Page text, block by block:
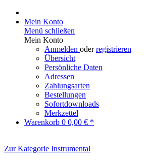
Mein Konto
Menü schließen
Mein Konto
Anmelden oderregistrieren
Übersicht
Persönliche Daten
Adressen
Zahlungsarten
Bestellungen
Sofortdownloads
Merkzettel
Warenkorb 0 0,00 € *
Zur Kategorie Instrumental